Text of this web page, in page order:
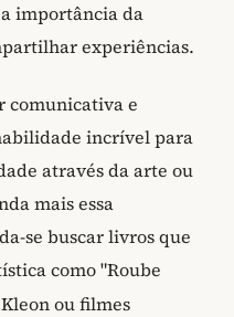
importância da
experiências.
comunicativa e
incrível para
através da arte ou
mais essa
se buscar livros que
como "Roube
ou filmes